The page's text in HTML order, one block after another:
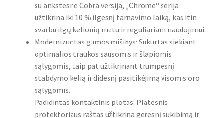
su ankstesne Cobra versija, „Chrome“ serija
užtikrina iki 10 % ilgesnį tarnavimo laiką, kas itin
svarbu ilgų kelionių metu ir reguliariam naudojimui.
Modernizuotas gumos mišinys: Sukurtas siekiant
optimalios traukos sausomis ir šlapiomis
sąlygomis, taip pat užtikrinant trumpesnį
stabdymo kelią ir didesnį pasitikėjimą visomis oro
sąlygomis.
Padidintas kontaktinis plotas: Platesnis
protektoriaus raštas užtikrina geresnį sukibimą ir